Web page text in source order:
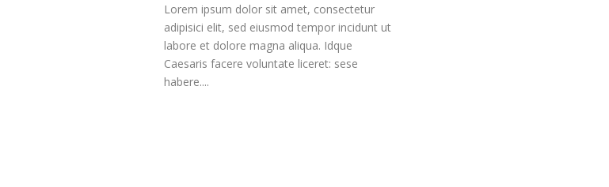
Lorem ipsum dolor sit amet, consectetur
adipisici elit, sed eiusmod tempor incidunt ut
labore et dolore magna aliqua. Idque
Caesaris facere voluntate liceret: sese
habere....